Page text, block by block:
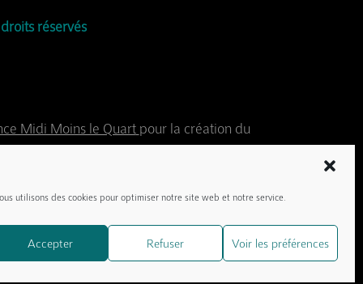
utilisons des cookies pour optimiser notre site web et notre service.
Accepter Refuser Voir les préférences
réservés
Midi Moins le Quart pour la création du
etMyriam Voreppepour certaines